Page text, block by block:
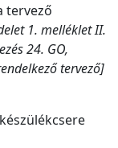
tervező
1. melléklet II.
24. GO,
tervező]